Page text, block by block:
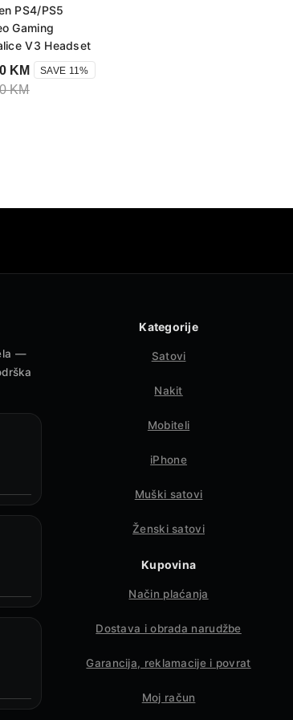
PS4/PS5
Gaming
V3 Headset
KM
KM
SAVE 11%
—
Kategorije
Satovi
Nakit
Mobiteli
iPhone
Muški satovi
Ženski satovi
Kupovina
Način plaćanja
Dostava i obrada narudžbe
Garancija, reklamacije i povrat
Moj račun